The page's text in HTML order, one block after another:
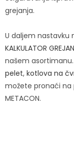
grejanja.
U daljem nastavku
KALKULATOR
našem
pelet, kotlova na
možete pronaći
METACON.